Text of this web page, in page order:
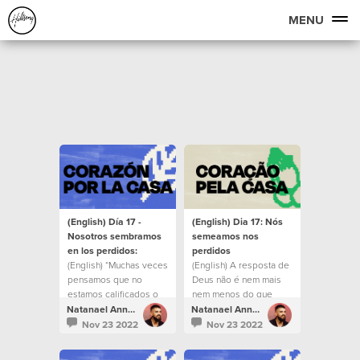
MENU
(English) Día 17 -
Nosotros sembramos
en los perdidos:
(English) “Muchas veces
pensamos que no
estamos calificados o
que no somos las
personas correctas,
que el que nos creó y
Natanael Annacondia
Nov 23 2022
(English) Dia 17: Nós
semeamos nos
perdidos
(English) A resposta de
Deus não é nem mais
nem menos do que
você mesmo. Natanael Annacondia
Nov 23 2022